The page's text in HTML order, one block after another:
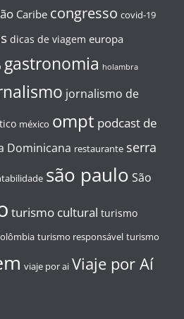
Caribe congresso covid-19
dicas de viagem europa
gastronomia holambra
jornalismo de
méxico ompt podcast de
Dominicana restaurante serra
são paulo São
turismo cultural turismo
turismo responsável turismo
viaje por ai Viaje por Aí